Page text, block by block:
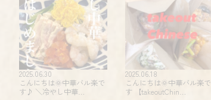
2025.06.30
こんにちは🌞中華バル楽で
す♪ ＼冷やし中華…
2025.06.18
こんにちは🌞中華バル楽で
す 【takeoutChin…